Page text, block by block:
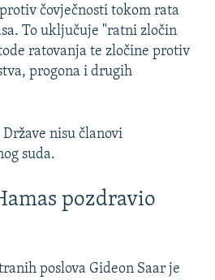
čovječnosti tokom rata
To uključuje "ratni zločin
ratovanja te zločine protiv
progona i drugih
nisu članovi
suda.
pozdravio
poslova Gideon Saar je